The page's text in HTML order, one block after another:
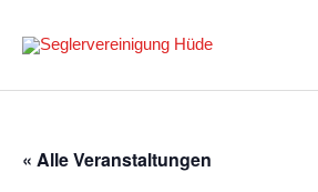
Inhalt
springen
« Alle Veranstaltungen